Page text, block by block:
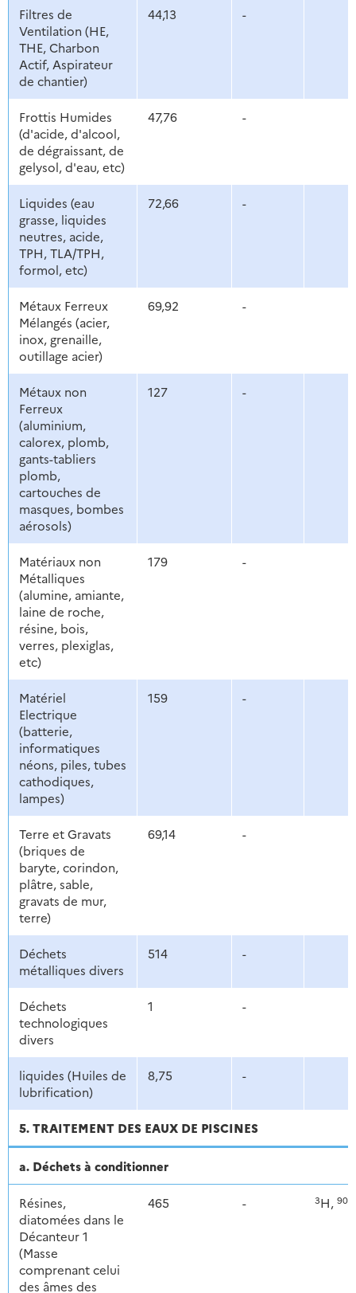
Filtres de
Ventilation (HE,
THE, Charbon
Actif, Aspirateur
de chantier)
44,13 -
Frottis Humides
(d'acide, d'alcool,
de dégraissant, de
gelysol, d'eau, etc)
47,76 -
Liquides (eau
grasse, liquides
neutres, acide,
TPH, TLA/TPH,
formol, etc)
72,66 -
Métaux Ferreux
Mélangés (acier,
inox, grenaille,
outillage acier)
69,92 -
Métaux non
Ferreux
(aluminium,
calorex, plomb,
gants-tabliers
plomb,
cartouches de
masques, bombes
aérosols)
127 -
Matériaux non
Métalliques
(alumine, amiante,
laine de roche,
résine, bois,
verres, plexiglas,
etc)
179 -
Matériel
Electrique
(batterie,
informatiques
néons, piles, tubes
cathodiques,
lampes)
159 -
Terre et Gravats
(briques de
baryte, corindon,
plâtre, sable,
gravats de mur,
terre)
69,14 -
Déchets
métalliques divers
514 -
Déchets
technologiques
divers
1 -
liquides (Huiles de
lubrification)
8,75 -
5. TRAITEMENT DES EAUX DE PISCINES
a. Déchets à conditionner
Résines,
diatomées dans le
Décanteur 1
(Masse
comprenant celui
des âmes des
465 - 3H, 90